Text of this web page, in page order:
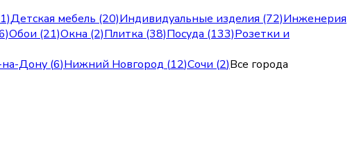
Детская мебель (20)Индивидуальные изделия (72)Инженерия
Обои (21)Окна (2)Плитка (38)Посуда (133)Розетки и
на-Дону (6)Нижний Новгород (12)Сочи (2)Все города